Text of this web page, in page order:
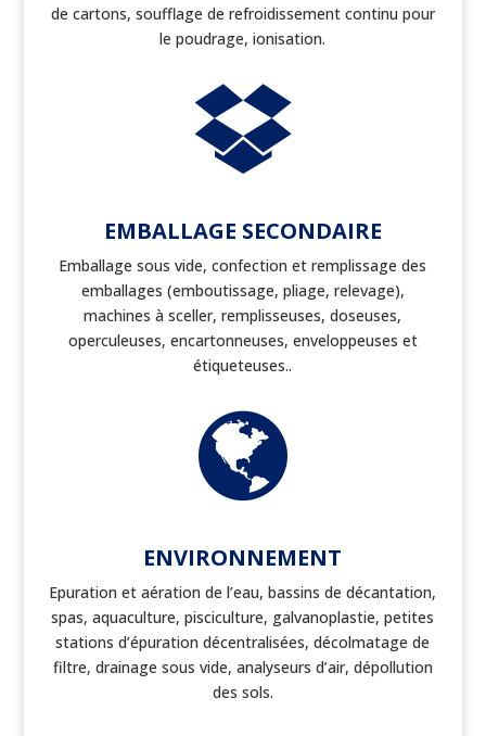
de cartons, soufflage de refroidissement continu pour
le poudrage, ionisation.

EMBALLAGE SECONDAIRE
Emballage sous vide, confection et remplissage des
emballages (emboutissage, pliage, relevage),
machines à sceller, remplisseuses, doseuses,
operculeuses, encartonneuses, enveloppeuses et
étiqueteuses..

ENVIRONNEMENT
Epuration et aération de l’eau, bassins de décantation,
spas, aquaculture, pisciculture, galvanoplastie, petites
stations d’épuration décentralisées, décolmatage de
filtre, drainage sous vide, analyseurs d’air, dépollution
des sols.